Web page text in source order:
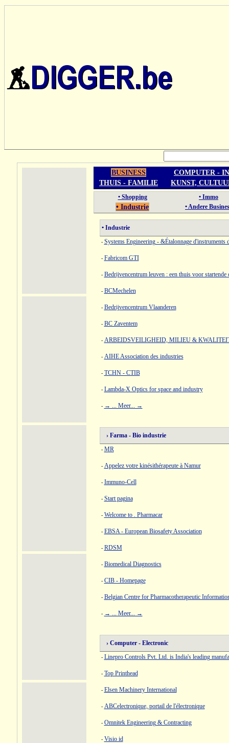
BUSINESS
COMPUTER -
THUIS - FAMILIE
KUNST,
• Shopping • Immo
• Industrie • Andere
• Industrie
- Systems Engineering - &Étalonnage d'instruments
- Fabricom GTI
- Bedrijvencentrum leuven : een thuis voor startende
- BCMechelen
- Bedrijvencentrum Vlaanderen
- BC Zaventem
- ARBEIDSVEILIGHEID, MILIEU &
- AIHE Association des industries
- TCHN - CTIB
- Lambda-X Optics for space and industry
- → ... Meer... →
› Farma - Bio industrie
- MR
- Appelez votre kinésithérapeute à Namur
- Immuno-Cell
- Start pagina
- Welcome to . Pharmacar
- EBSA - European Biosafety Association
- RDSM
- Biomedical Diagnostics
- CIB - Homepage
- Belgian Centre for Pharmacotherapeutic
- → ... Meer... →
› Computer - Electronic
- Linepro Controls Pvt. Ltd. is India's leading
- Top Printhead
- Elsen Machinery International
- ABCelectronique, portail de l'électronique
- Omnitek Engineering & Contracting
- Visio id